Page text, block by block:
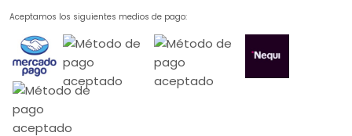
Aceptamos los siguientes medios de pago: